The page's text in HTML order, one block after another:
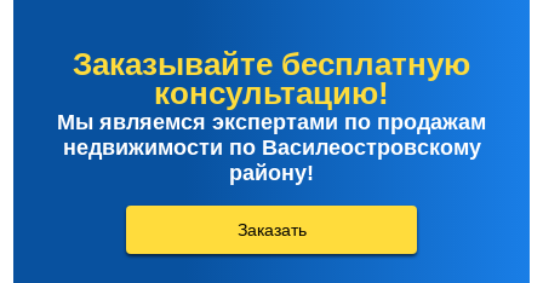
Заказывайте бесплатную
консультацию!
Мы являемся экспертами по продажам
недвижимости по Василеостровскому
району!
Заказать